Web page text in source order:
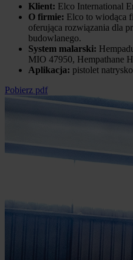
Klient: Elco International
O firmie: Elco to wiodąca
oferująca rozwiązania dla
budowlanego.
System malarski:
MIO 47950, Hempathane
Aplikacja: pistolet
Pobierz pdf